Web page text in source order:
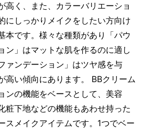
高く、また、カラーバリエーショ
にしっかりメイクをしたい方向け
本です。様々な種類があり「パウ
ン」はマットな肌を作るのに適し
ァンデーション」はツヤ感を与
高い傾向にあります。 BBクリーム
ンの機能をベースとして、美容
粧下地などの機能もあわせ持った
スメイクアイテムです。1つでベー